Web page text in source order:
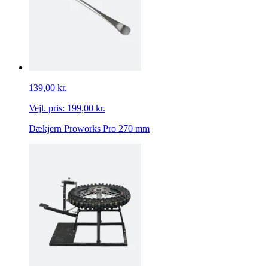
139,00 kr.
Vejl. pris: 199,00 kr.
Dækjern Proworks Pro 270 mm